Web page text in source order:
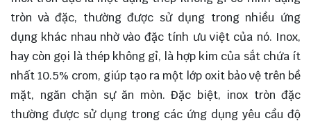
tròn và đặc, thường được sử dụng trong nhiều ứng
dụng khác nhau nhờ vào đặc tính ưu việt của nó. Inox,
hay còn gọi là thép không gỉ, là hợp kim của sắt chứa ít
nhất 10.5% crom, giúp tạo ra một lớp oxit bảo vệ trên bề
mặt, ngăn chặn sự ăn mòn. Đặc biệt, inox tròn đặc
thường được sử dụng trong các ứng dụng yêu cầu độ